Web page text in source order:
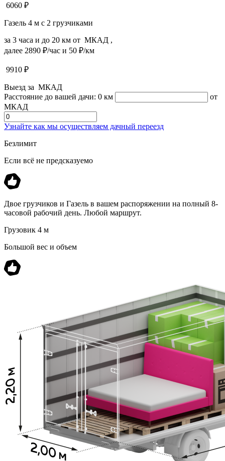
6060 ₽
Газель 4 м с 2 грузчиками
за 3 часа и до 20 км от МКАД ,
далее 2890 ₽/час и 50 ₽/км
9910 ₽
Выезд за МКАД
Расстояние до вашей дачи: 0 км
от
МКАД
Узнайте как мы осуществляем дачный переезд
Безлимит
Если всё не предсказуемо
Двое грузчиков и Газель в вашем распоряжении на полный 8-
часовой рабочий день. Любой маршрут.
Грузовик 4 м
Большой вес и объем